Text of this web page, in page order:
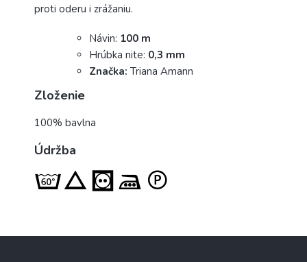
proti oderu i zrážaniu.
Návin: 100 m
Hrúbka nite: 0,3 mm
Značka: Triana Amann
Zloženie
100% bavlna
Údržba